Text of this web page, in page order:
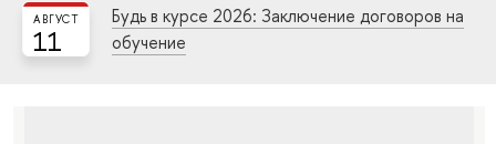
11
АВГУСТ
Будь в курсе 2026: Заключение договоров на
обучение